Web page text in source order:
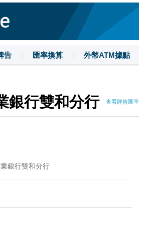
告 匯率換算 外幣ATM據點
銀行雙和分行 查看牌告匯率
銀行雙和分行